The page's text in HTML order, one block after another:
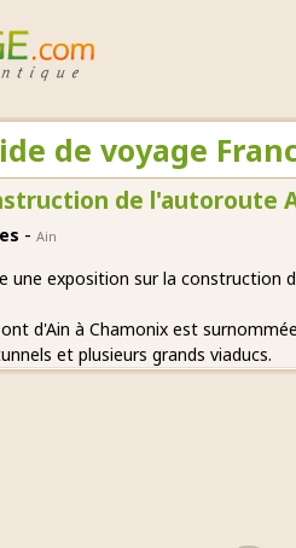
de voyage
de l'autoroute
- Ain
une exposition sur la construction
d'Ain à Chamonix est
et plusieurs grands viaducs.